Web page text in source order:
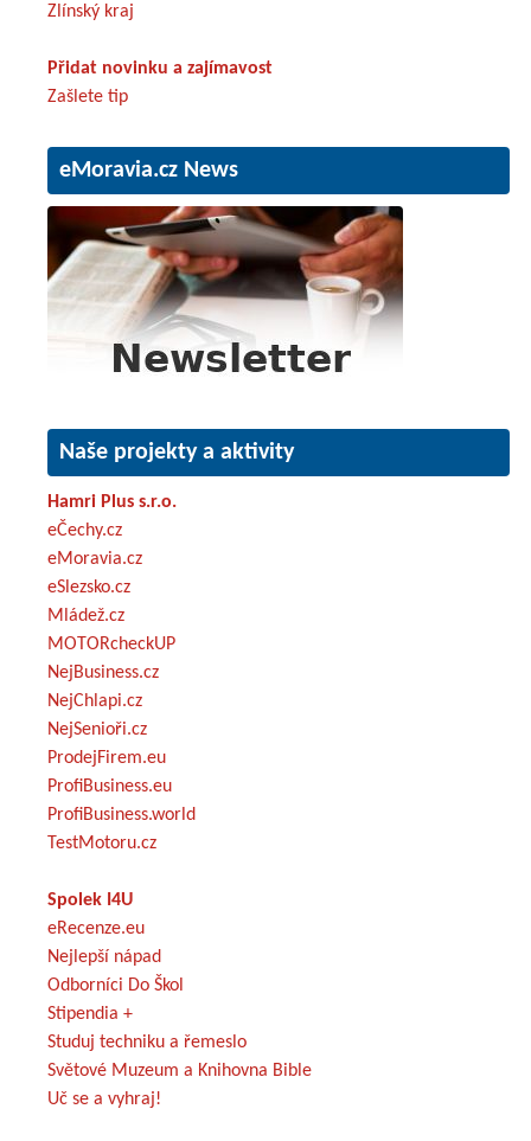
Zlínský kraj
Přidat novinku a zajímavost
Zašlete tip
eMoravia.cz News
Naše projekty a aktivity
Hamri Plus s.r.o.
eČechy.cz
eMoravia.cz
eSlezsko.cz
Mládež.cz
MOTORcheckUP
NejBusiness.cz
NejChlapi.cz
NejSenioři.cz
ProdejFirem.eu
ProfiBusiness.eu
ProfiBusiness.world
TestMotoru.cz
Spolek I4U
eRecenze.eu
Nejlepší nápad
Odborníci Do Škol
Stipendia +
Studuj techniku a řemeslo
Světové Muzeum a Knihovna Bible
Uč se a vyhraj!